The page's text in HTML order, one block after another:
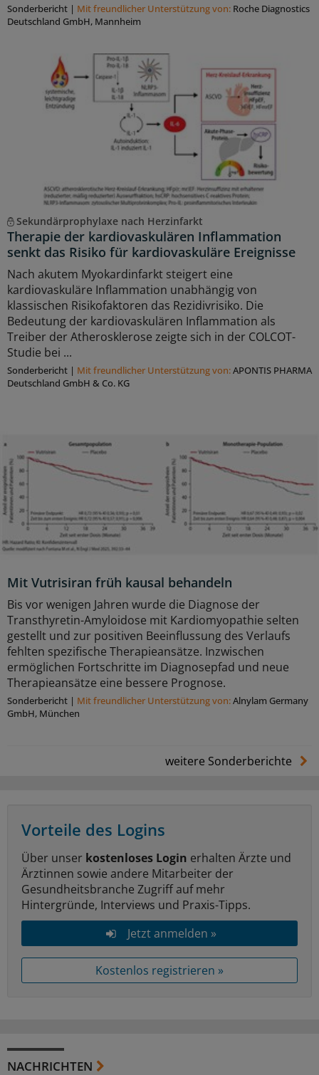
Sonderbericht | Mit freundlicher Unterstützung von: Roche Diagnostics
Deutschland GmbH, Mannheim
Sekundärprophylaxe nach Herzinfarkt
Therapie der kardiovaskulären Inflammation
senkt das Risiko für kardiovaskuläre Ereignisse
Nach akutem Myokardinfarkt steigert eine
kardiovaskuläre Inflammation unabhängig von
klassischen Risikofaktoren das Rezidivrisiko. Die
Bedeutung der kardiovaskulären Inflammation als
Treiber der Atherosklerose zeigte sich in der COLCOT-
Studie bei ...
Sonderbericht | Mit freundlicher Unterstützung von:APONTIS PHARMA
Deutschland GmbH & Co. KG
Mit Vutrisiran früh kausal behandeln
Bis vor wenigen Jahren wurde die Diagnose der
Transthyretin-Amyloidose mit Kardiomyopathie selten
gestellt und zur positiven Beeinflussung des Verlaufs
fehlten spezifische Therapieansätze. Inzwischen
ermöglichen Fortschritte im Diagnosepfad und neue
Therapieansätze eine bessere Prognose.
Sonderbericht | Mit freundlicher Unterstützung von:Alnylam Germany
GmbH, München
weitere Sonderberichte
Vorteile des Logins
Über unser kostenloses Login erhalten Ärzte und
Ärztinnen sowie andere Mitarbeiter der
Gesundheitsbranche Zugriff auf mehr
Hintergründe, Interviews und Praxis-Tipps.
Jetzt anmelden »
Kostenlos registrieren »
NACHRICHTEN